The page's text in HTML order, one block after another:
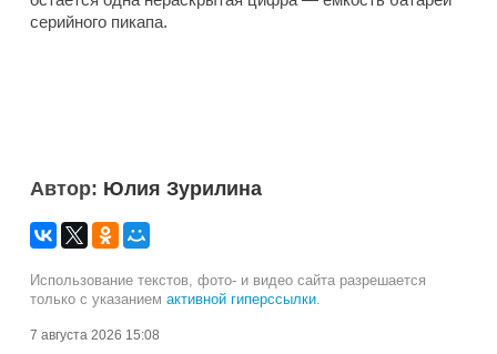
серийного пикапа.
Автор: Юлия Зурилина
Использование текстов, фото- и видео сайта разрешается
только с указанием активной гиперссылки
7 августа 2026 15:08